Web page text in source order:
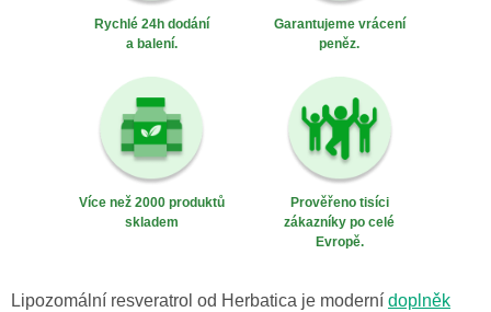
Rychlé 24h dodání
a balení.
Garantujeme vrácení
peněz.
Více než 2000 produktů
skladem
Prověřeno tisíci
zákazníky po celé
Evropě.
Lipozomální resveratrol od Herbatica je moderní doplněk